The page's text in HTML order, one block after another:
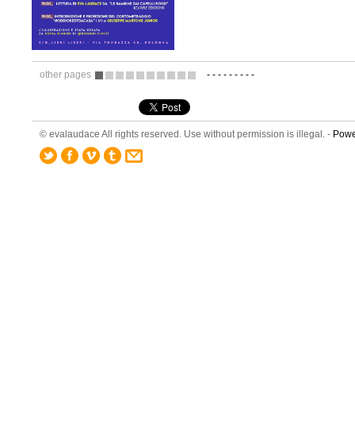
other pages - - - - - - - - -
© evalaudace All rights reserved. Use without permission is illegal. -